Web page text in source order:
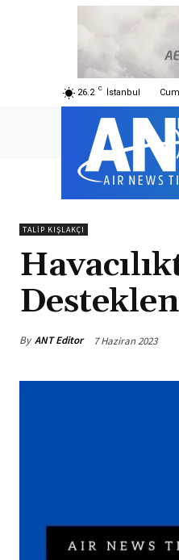
26.2 C İstanbul
TALIP KIŞLAKÇI
By ANT Editor 7 Haziran 2023